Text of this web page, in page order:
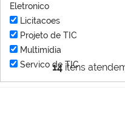
14 itens
Eletronico
Licitacoes
Projeto de TIC
Multimídia
Servico de TIC